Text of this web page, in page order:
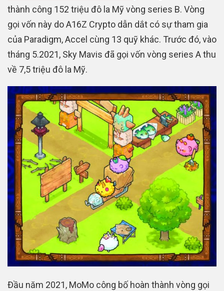
thành công 152 triệu đô la Mỹ vòng series B. Vòng
gọi vốn này do A16Z Crypto dẫn dắt có sự tham gia
của Paradigm, Accel cùng 13 quỹ khác. Trước đó, vào
tháng 5.2021, Sky Mavis đã gọi vốn vòng series A thu
về 7,5 triệu đô la Mỹ.
Đầu năm 2021, MoMo công bố hoàn thành vòng gọi